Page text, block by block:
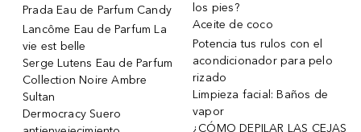
Prada Eau de Parfum Candy
Lancôme Eau de Parfum La
vie est belle
Serge Lutens Eau de Parfum
Collection Noire Ambre
Sultan
Dermocracy Suero
los pies?
Aceite de coco
Potencia tus rulos con el
acondicionador para pelo
rizado
Limpieza facial: Baños de
vapor
¿CÓMO DEPILAR LAS CEJAS